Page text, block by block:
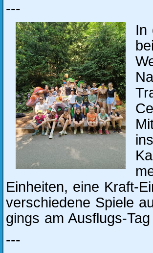
---
In
Einheiten, eine Kraft-
verschiedene Spiele
gings am Ausflugs-
---